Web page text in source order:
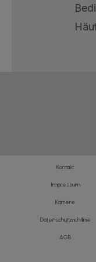
Kontakt
Impressum
Karriere
Datenschutzrichtlinie
AGB